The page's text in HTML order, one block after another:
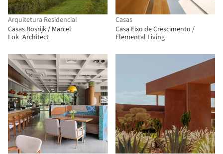
Arquitetura Residencial
Casas Bosrijk / Marcel
Lok_Architect
Casas
Casa Eixo de Crescimento /
Elemental Living